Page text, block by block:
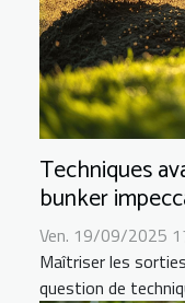
Techniques
bunker
Ven. 19/09/2025
Maîtriser les
question de